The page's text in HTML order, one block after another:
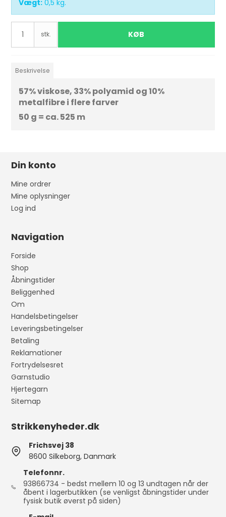
Vægt: 0,5 kg.
stk. KØB
Beskrivelse
57% viskose, 33% polyamid og 10%
metalfibre i flere farver
50 g = ca. 525 m
Din konto
Mine ordrer
Mine oplysninger
Log ind
Navigation
Forside
Shop
Åbningstider
Beliggenhed
Om
Handelsbetingelser
Leveringsbetingelser
Betaling
Reklamationer
Fortrydelsesret
Garnstudio
Hjertegarn
Sitemap
Strikkenyheder.dk
Frichsvej 38
8600 Silkeborg, Danmark
Telefonnr.
93866734 - bedst mellem 10 og 13 undtagen når der
åbent i lagerbutikken (se venligst åbningstider under
fysisk butik øverst på siden)